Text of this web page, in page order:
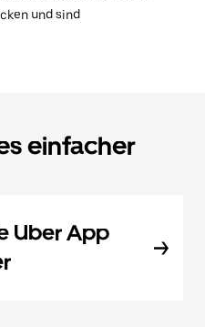
und sind
einfacher
Uber App